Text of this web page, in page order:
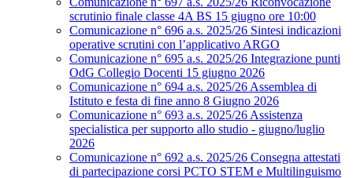
scrutinio finale classe 4A BS 15 giugno ore 10:00
Comunicazione n° 696 a.s. 2025/26 Sintesi indicazioni
operative scrutini con l’applicativo ARGO
Comunicazione n° 695 a.s. 2025/26 Integrazione punti
OdG Collegio Docenti 15 giugno 2026
Comunicazione n° 694 a.s. 2025/26 Assemblea di
Istituto e festa di fine anno 8 Giugno 2026
Comunicazione n° 693 a.s. 2025/26 Assistenza
specialistica per supporto allo studio - giugno/luglio
2026
Comunicazione n° 692 a.s. 2025/26 Consegna attestati
di partecipazione corsi PCTO STEM e Multilinguismo